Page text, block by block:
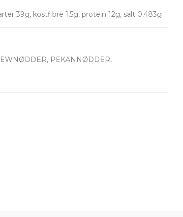
39g, kostfibre 1,5g, protein 12g, salt 0,483g
PEKANNØDDER,